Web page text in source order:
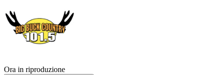
Ora in riproduzione